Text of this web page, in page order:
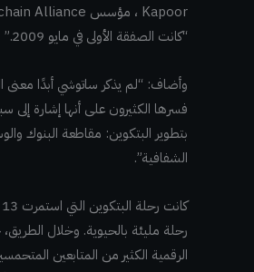
“كانت الصفقة الأولى في مايو 2009.”
وأضاف: “لم يذكر ساتوشي أبدًا معنى
فسرها الكثيرون على أنها إشارة إلى
بتطوير البتكوين: مقاطعة البنوك
الشفافية”.
رحلة مليئة بالحيوية. وخلال
الرقمية الكثير من المتابعين